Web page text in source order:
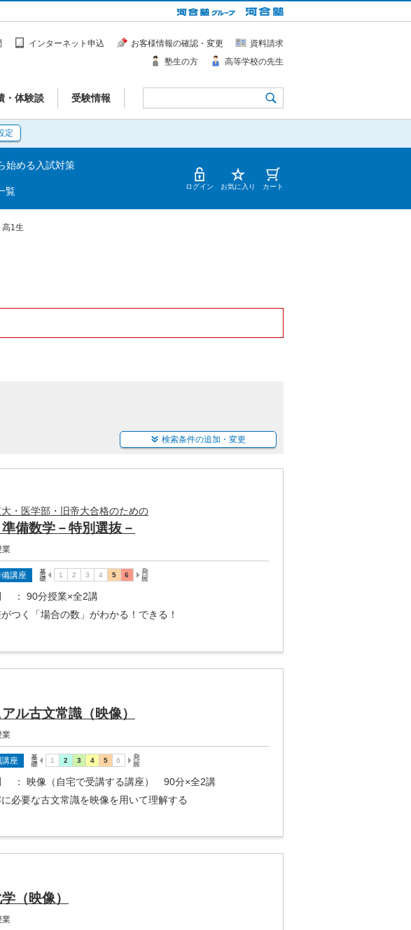
・体験談 受験情報
インターネット申込 お客様情報の確認・変更
資料請求
塾生の方
高等学校の先生
定
始める入試対策
覧 ログイン お気に入り カート
高1生
検索条件の追加・変更
・医学部・旧帝大合格のための
備数学－特別選抜－
業
講座
： 90分授業×全2講
つく「場合の数」がわかる！できる！
ル古文常識（映像）
業
座
： 映像（自宅で受講する講座） 90分×全2講
必要な古文常識を映像を用いて理解する
（映像）
業